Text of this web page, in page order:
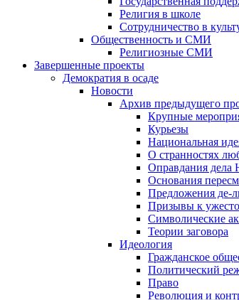
Религия в школе
Сотрудничество в
Общественность и СМИ
Религиозные СМИ
Завершенные проекты
Демократия в осаде
Новости
Архив предыдущего
Крупные
Курьезы
Национальная
О странностях
Оправдания
Основания
Предложения де-
Призывы к
Символические
Теории заговора
Идеология
Гражданское
Политический
Право
Революция и